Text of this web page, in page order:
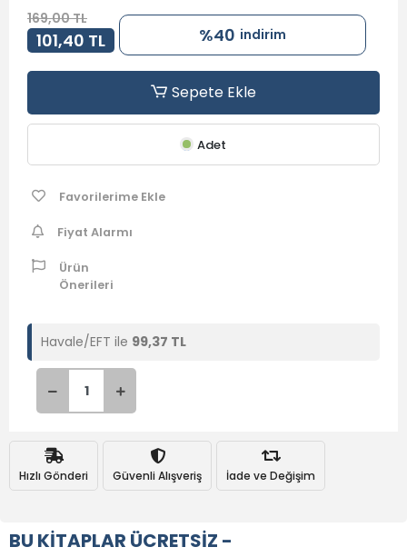
169,00 TL
101,40 TL %40 indirim
Sepete Ekle
Adet
Favorilerime Ekle
Fiyat Alarmı
Ürün
Önerileri
Havale/EFT ile 99,37 TL
Hızlı Gönderi Güvenli Alışveriş İade ve Değişim
BU KİTAPLAR ÜCRETSİZ -